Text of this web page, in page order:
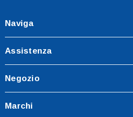
Naviga
Assistenza
Negozio
Marchi